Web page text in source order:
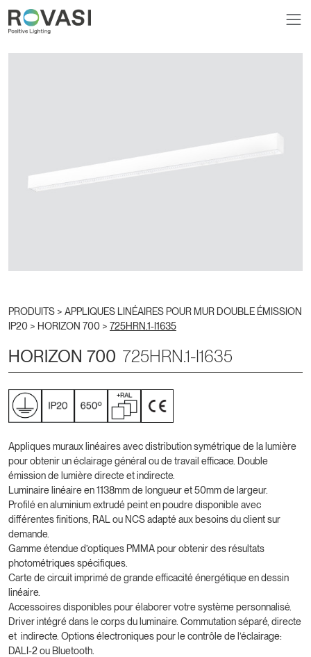
PRODUITS > APPLIQUES LINÉAIRES POUR MUR DOUBLE ÉMISSION
IP20 > HORIZON 700 > 725HRN.1-I1635
HORIZON 700 725HRN.1-I1635
Appliques muraux linéaires avec distribution symétrique de la lumière
pour obtenir un éclairage général ou de travail efficace. Double
émission de lumière directe et indirecte.
Luminaire linéaire en 1138mm de longueur et 50mm de largeur.
Profilé en aluminium extrudé peint en poudre disponible avec
différentes finitions, RAL ou NCS adapté aux besoins du client sur
demande.
Gamme étendue d’optiques PMMA pour obtenir des résultats
photométriques spécifiques.
Carte de circuit imprimé de grande efficacité énergétique en dessin
linéaire.
Accessoires disponibles pour élaborer votre système personnalisé.
Driver intégré dans le corps du luminaire. Commutation séparé, directe
et indirecte. Options électroniques pour le contrôle de l’éclairage:
DALI-2 ou Bluetooth.